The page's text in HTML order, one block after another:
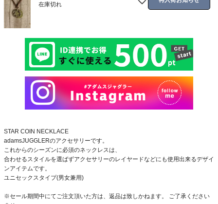
在庫切れ
STAR COIN NECKLACE
adamsJUGGLERのアクセサリーです。
これからのシーズンに必須のネックレスは、
合わせるスタイルを選ばずアクセサリーのレイヤードなどにも使用出来るデザイ
ンアイテムです。
ユニセックスタイプ(男女兼用)
※セール期間中にてご注文頂いた方は、返品は致しかねます。 ご了承ください